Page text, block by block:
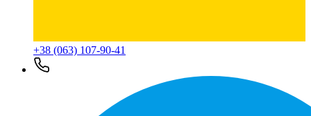
+38 (063) 107-90-41